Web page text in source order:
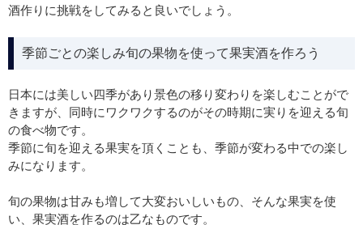
酒作りに挑戦をしてみると良いでしょう。
季節ごとの楽しみ旬の果物を使って果実酒を作ろう
日本には美しい四季があり景色の移り変わりを楽しむことがで
きますが、同時にワクワクするのがその時期に実りを迎える旬
の食べ物です。
季節に旬を迎える果実を頂くことも、季節が変わる中での楽し
みになります。
旬の果物は甘みも増して大変おいしいもの、そんな果実を使
い、果実酒を作るのは乙なものです。